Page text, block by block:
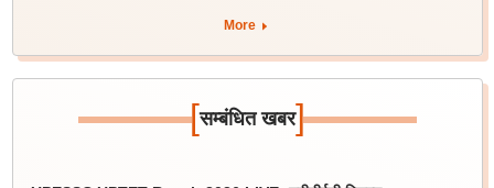
More
[सम्बंधित खबर]